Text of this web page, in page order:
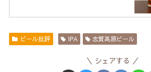
ビール批評 IPA 志賀高原ビール
シェアする